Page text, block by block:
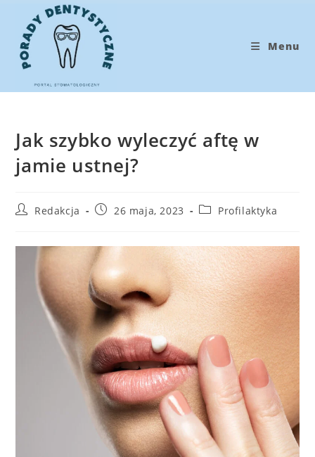
treści
Menu
Jak szybko wyleczyć aftę w
jamie ustnej?
PostRedakcja
Post26 maja, 2023
PostProfilaktyka